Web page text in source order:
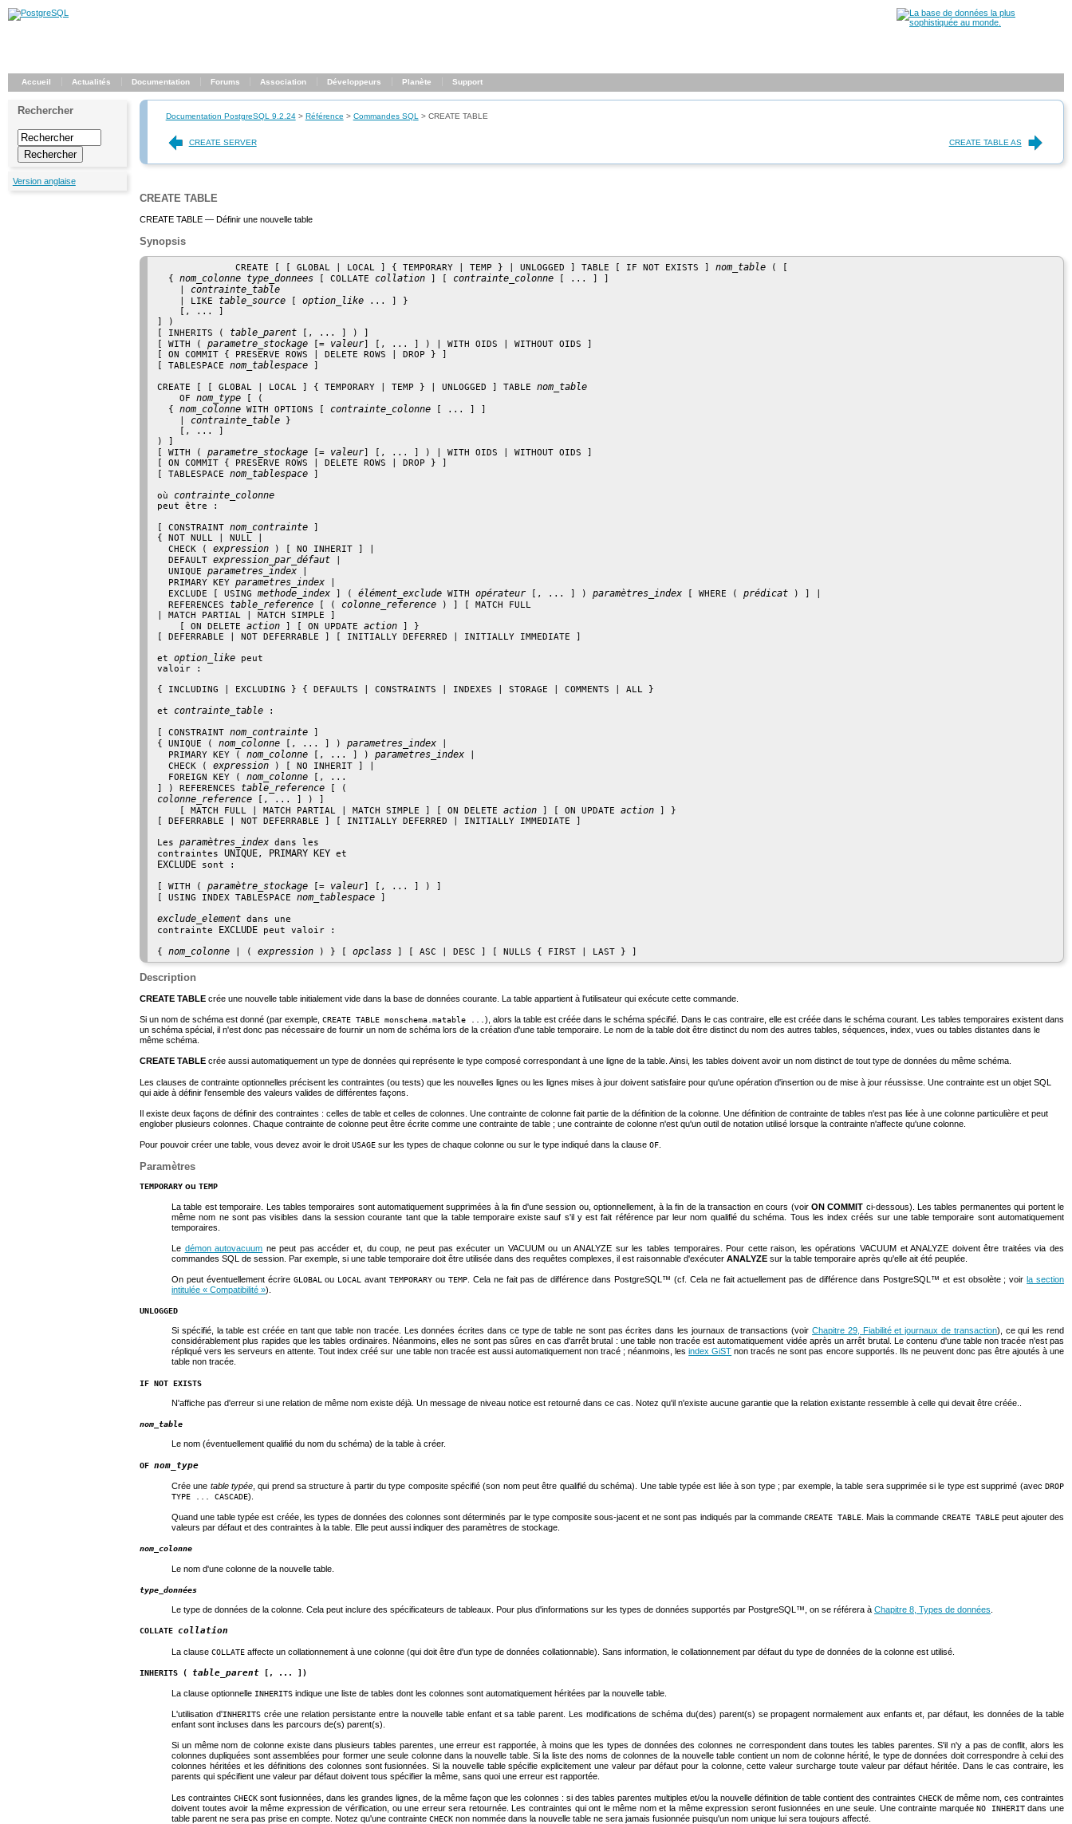
Accueil Actualités Documentation Forums Association Développeurs Planète Support
Rechercher
Version anglaise
Documentation PostgreSQL 9.2.24> Référence > Commandes SQL > CREATE TABLE
CREATE SERVER CREATE TABLE AS
CREATE TABLE
CREATE TABLE — Définir une nouvelle table
Synopsis
              CREATE [ [ GLOBAL | LOCAL ] { TEMPORARY | TEMP } | UNLOGGED ] TABLE [ IF NOT EXISTS ]
nom_table ( [
  {
nom_colonne type_donnees [ COLLATE collation ] [ contrainte_colonne [ ... ] ]
contrainte_table
    | LIKE
table_source [ option_like ... ] }
    [, ... ]
] )
[ INHERITS ( table_parent [, ... ] ) ]
[ WITH ( parametre_stockage [= valeur] [, ... ] ) | WITH OIDS | WITHOUT OIDS ]
[ ON COMMIT { PRESERVE ROWS | DELETE ROWS | DROP } ]
[ TABLESPACE nom_tablespace ]
CREATE [ [ GLOBAL | LOCAL ] { TEMPORARY | TEMP } | UNLOGGED ] TABLE nom_table
    OF
nom_type [ (
  {
nom_colonne WITH OPTIONS [ contrainte_colonne [ ... ] ]
contrainte_table }
    [, ... ]
) ]
[ WITH ( parametre_stockage [= valeur] [, ... ] ) | WITH OIDS | WITHOUT OIDS ]
[ ON COMMIT { PRESERVE ROWS | DELETE ROWS | DROP } ]
[ TABLESPACE nom_tablespace ]
où contrainte_colonne
peut être :
[ CONSTRAINT nom_contrainte ]
{ NOT NULL | NULL |
  CHECK (
expression ) [ NO INHERIT ] |
  DEFAULT
expression_par_défaut
  UNIQUE
parametres_index
  PRIMARY KEY
parametres_index
  EXCLUDE [ USING
methode_index ] ( élément_exclude WITH opérateur [, ... ] ) paramètres_index [ WHERE ( prédicat ) ] |
  REFERENCES
table_reference [ ( colonne_reference ) ] [ MATCH FULL
| MATCH PARTIAL | MATCH SIMPLE ]
    [ ON DELETE
action ] [ ON UPDATE action ] }
[ DEFERRABLE | NOT DEFERRABLE ] [ INITIALLY DEFERRED | INITIALLY IMMEDIATE ]
et option_like peut
valoir :
{ INCLUDING | EXCLUDING } { DEFAULTS | CONSTRAINTS | INDEXES | STORAGE | COMMENTS | ALL }
et contrainte_table :
[ CONSTRAINT nom_contrainte ]
{ UNIQUE ( nom_colonne [, ... ] ) parametres_index
  PRIMARY KEY (
nom_colonne [, ... ] ) parametres_index
  CHECK (
expression ) [ NO INHERIT ] |
  FOREIGN KEY (
nom_colonne [, ...
] ) REFERENCES table_reference
colonne_reference [, ... ] ) ]
    [ MATCH FULL | MATCH PARTIAL | MATCH SIMPLE ] [ ON DELETE
action ] [ ON UPDATE action ] }
[ DEFERRABLE | NOT DEFERRABLE ] [ INITIALLY DEFERRED | INITIALLY IMMEDIATE ]
Les paramètres_index dans les
contraintes UNIQUE, PRIMARY KEY
EXCLUDE sont :
[ WITH ( paramètre_stockage [= valeur] [, ... ] ) ]
[ USING INDEX TABLESPACE nom_tablespace ]
exclude_element dans une
contrainte EXCLUDE peut valoir :
{ nom_colonne | ( expression ) } [ opclass
Description
CREATE TABLE crée une nouvelle table initialement vide dans la base de données courante. La table appartient à l'utilisateur qui exécute cette commande.
Si un nom de schéma est donné (par exemple, CREATE TABLE monschema.matable ... ), alors la table est créée dans le schéma spécifié. Dans le cas contraire, elle est créée dans le schéma courant. Les tables temporaires existent dans
un schéma spécial, il n'est donc pas nécessaire de fournir un nom de schéma lors de la création d'une table temporaire. Le nom de la table doit être distinct du nom des autres tables, séquences, index, vues ou tables distantes dans le
même schéma.
CREATE TABLE crée aussi automatiquement un type de données qui représente le type composé correspondant à une ligne de la table. Ainsi, les tables doivent avoir un nom distinct de tout type de données du même schéma.
Les clauses de contrainte optionnelles précisent les contraintes (ou tests) que les nouvelles lignes ou les lignes mises à jour doivent satisfaire pour qu'une opération d'insertion ou de mise à jour réussisse. Une contrainte est un objet SQL
qui aide à définir l'ensemble des valeurs valides de différentes façons.
Il existe deux façons de définir des contraintes : celles de table et celles de colonnes. Une contrainte de colonne fait partie de la définition de la colonne. Une définition de contrainte de tables n'est pas liée à une colonne particulière et peut
englober plusieurs colonnes. Chaque contrainte de colonne peut être écrite comme une contrainte de table ; une contrainte de colonne n'est qu'un outil de notation utilisé lorsque la contrainte n'affecte qu'une colonne.
Pour pouvoir créer une table, vous devez avoir le droit USAGE sur les types de chaque colonne ou sur le type indiqué dans la clause OF
Paramètres
TEMPORARY ou TEMP
La table est temporaire. Les tables temporaires sont automatiquement supprimées à la fin d'une session ou, optionnellement, à la fin de la transaction en cours (voir ON COMMIT ci-dessous). Les tables permanentes qui portent le
même nom ne sont pas visibles dans la session courante tant que la table temporaire existe sauf s'il y est fait référence par leur nom qualifié du schéma. Tous les index créés sur une table temporaire sont automatiquement
temporaires.
Le démon autovacuum ne peut pas accéder et, du coup, ne peut pas exécuter un VACUUM ou un ANALYZE sur les tables temporaires. Pour cette raison, les opérations VACUUM et ANALYZE doivent être traitées via des
commandes SQL de session. Par exemple, si une table temporaire doit être utilisée dans des requêtes complexes, il est raisonnable d'exécuter ANALYZE sur la table temporaire après qu'elle ait été peuplée.
On peut éventuellement écrire GLOBAL ou LOCAL avantTEMPORARY ou TEMP. Cela ne fait pas de différence dans PostgreSQL ™ (cf. Cela ne fait actuellement pas de différence dans PostgreSQL ™ et est obsolète ; voirla section
intitulée « Compatibilité »).
UNLOGGED
Si spécifié, la table est créée en tant que table non tracée. Les données écrites dans ce type de table ne sont pas écrites dans les journaux de transactions (voir Chapitre 29, Fiabilité et journaux de transaction), ce qui les rend
considérablement plus rapides que les tables ordinaires. Néanmoins, elles ne sont pas sûres en cas d'arrêt brutal : une table non tracée est automatiquement vidée après un arrêt brutal. Le contenu d'une table non tracée n'est pas
répliqué vers les serveurs en attente. Tout index créé sur une table non tracée est aussi automatiquement non tracé ; néanmoins, lesindex GiST non tracés ne sont pas encore supportés. Ils ne peuvent donc pas être ajoutés à une
table non tracée.
IF NOT EXISTS
N'affiche pas d'erreur si une relation de même nom existe déjà. Un message de niveau notice est retourné dans ce cas. Notez qu'il n'existe aucune garantie que la relation existante ressemble à celle qui devait être créée..
nom_table
Le nom (éventuellement qualifié du nom du schéma) de la table à créer.
OF nom_type
Crée une table typée, qui prend sa structure à partir du type composite spécifié (son nom peut être qualifié du schéma). Une table typée est liée à son type ; par exemple, la table sera supprimée si le type est supprimé (avecDROP
TYPE ... CASCADE).
Quand une table typée est créée, les types de données des colonnes sont déterminés par le type composite sous-jacent et ne sont pas indiqués par la commande CREATE TABLE . Mais la commande CREATE TABLEpeut ajouter des
valeurs par défaut et des contraintes à la table. Elle peut aussi indiquer des paramètres de stockage.
nom_colonne
Le nom d'une colonne de la nouvelle table.
type_données
Le type de données de la colonne. Cela peut inclure des spécificateurs de tableaux. Pour plus d'informations sur les types de données supportés par PostgreSQL ™, on se référera à Chapitre 8, Types de données
COLLATE collation
La clause COLLATE affecte un collationnement à une colonne (qui doit être d'un type de données collationnable). Sans information, le collationnement par défaut du type de données de la colonne est utilisé.
INHERITS ( table_parent [, ... ])
La clause optionnelle INHERITS indique une liste de tables dont les colonnes sont automatiquement héritées par la nouvelle table.
L'utilisation d'INHERITScrée une relation persistante entre la nouvelle table enfant et sa table parent. Les modifications de schéma du(des) parent(s) se propagent normalement aux enfants et, par défaut, les données de la table
enfant sont incluses dans les parcours de(s) parent(s).
Si un même nom de colonne existe dans plusieurs tables parentes, une erreur est rapportée, à moins que les types de données des colonnes ne correspondent dans toutes les tables parentes. S'il n'y a pas de conflit, alors les
colonnes dupliquées sont assemblées pour former une seule colonne dans la nouvelle table. Si la liste des noms de colonnes de la nouvelle table contient un nom de colonne hérité, le type de données doit correspondre à celui des
colonnes héritées et les définitions des colonnes sont fusionnées. Si la nouvelle table spécifie explicitement une valeur par défaut pour la colonne, cette valeur surcharge toute valeur par défaut héritée. Dans le cas contraire, les
parents qui spécifient une valeur par défaut doivent tous spécifier la même, sans quoi une erreur est rapportée.
Les contraintes CHECK sont fusionnées, dans les grandes lignes, de la même façon que les colonnes : si des tables parentes multiples et/ou la nouvelle définition de table contient des contraintes CHECK de même nom, ces contraintes
doivent toutes avoir la même expression de vérification, ou une erreur sera retournée. Les contraintes qui ont le même nom et la même expression seront fusionnées en une seule. Une contrainte marquéeNO INHERITdans une
table parent ne sera pas prise en compte. Notez qu'une contrainte CHECK non nommée dans la nouvelle table ne sera jamais fusionnée puisqu'un nom unique lui sera toujours affecté.